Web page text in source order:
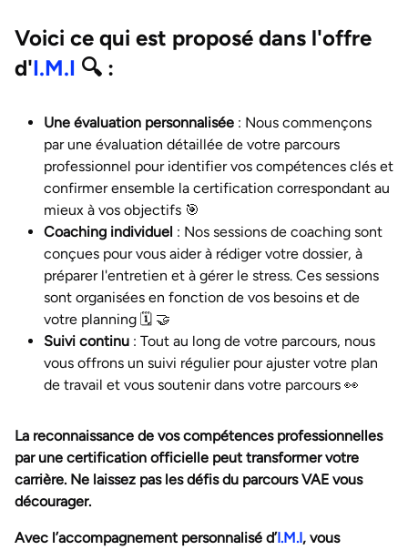
Voici ce qui est proposé dans l'offre
d'I.M.I 🔍 :
Une évaluation personnalisée : Nous commençons
par une évaluation détaillée de votre parcours
professionnel pour identifier vos compétences clés et
confirmer ensemble la certification correspondant au
mieux à vos objectifs 🎯
Coaching individuel : Nos sessions de coaching sont
conçues pour vous aider à rédiger votre dossier, à
préparer l'entretien et à gérer le stress. Ces sessions
sont organisées en fonction de vos besoins et de
votre planning 🗓️ 🤝
Suivi continu : Tout au long de votre parcours, nous
vous offrons un suivi régulier pour ajuster votre plan
de travail et vous soutenir dans votre parcours 👀
La reconnaissance de vos compétences professionnelles
par une certification officielle peut transformer votre
carrière. Ne laissez pas les défis du parcours VAE vous
décourager.
Avec l’accompagnement personnalisé d’I.M.I, vous